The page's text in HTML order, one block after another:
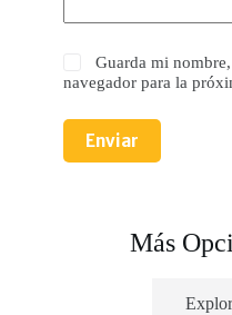
Guarda mi
navegador para la
Enviar
Más